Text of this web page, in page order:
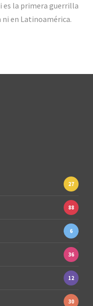
la primera guerrilla
ni en Latinoamérica.
27
88
6
36
12
30